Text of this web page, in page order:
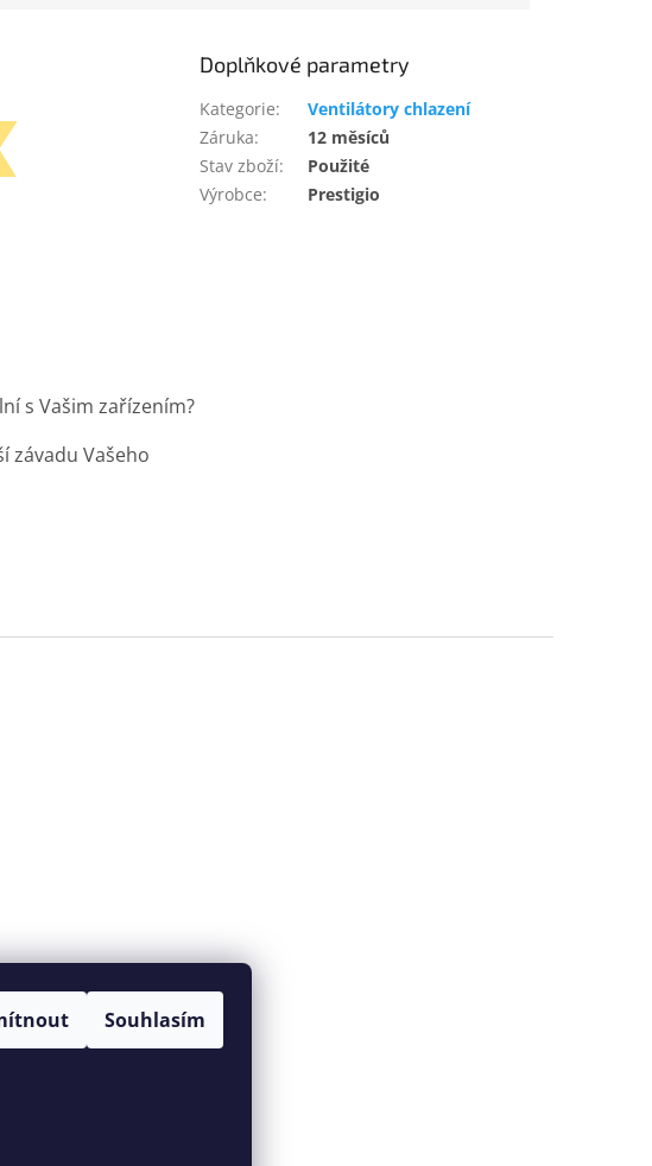
Souhlasím
s Vašim zařízením?
závadu Vašeho
Doplňkové parametry
Kategorie:
Ventilátory chlazení
Záruka:
12 měsíců
Stav zboží:
Použité
Výrobce: Prestigio